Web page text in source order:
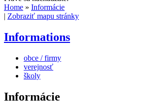
Home » Informácie
| Zobraziť mapu stránky
Informations
obce / firmy
verejnosť
školy
Informácie